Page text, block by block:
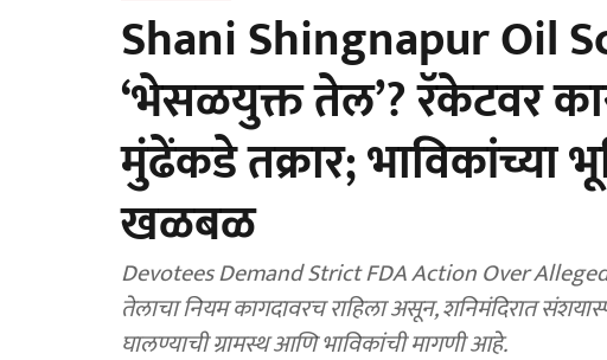
Shani Shingnapur Oil
‘भेसळयुक्त तेल’? रॅकेटवर
मुंढेंकडे तक्रार; भाविकांच्या
खळबळ
Devotees Demand Strict FDA Action Over Alleged
तेलाचा नियम कागदावरच राहिला असून, शनिमंदिरात
घालण्याची ग्रामस्थ आणि भाविकांची मागणी आहे.